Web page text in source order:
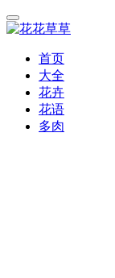
首页
大全
花卉
花语
多肉